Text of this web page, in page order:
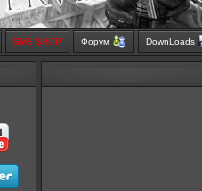
SMS SHOP Форум DownLoads